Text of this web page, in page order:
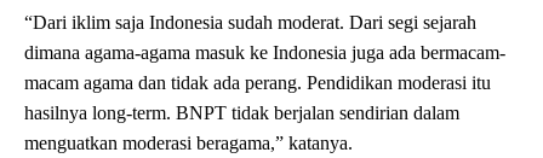
“Dari iklim saja Indonesia sudah moderat. Dari segi sejarah
dimana agama-agama masuk ke Indonesia juga ada bermacam-
macam agama dan tidak ada perang. Pendidikan moderasi itu
hasilnya long-term. BNPT tidak berjalan sendirian dalam
menguatkan moderasi beragama,” katanya.